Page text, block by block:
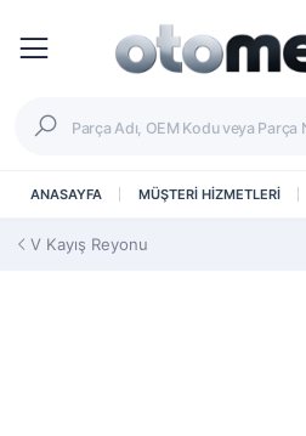
ANASAYFA MÜŞTERİ HİZMETLERİ
V Kayış Reyonu